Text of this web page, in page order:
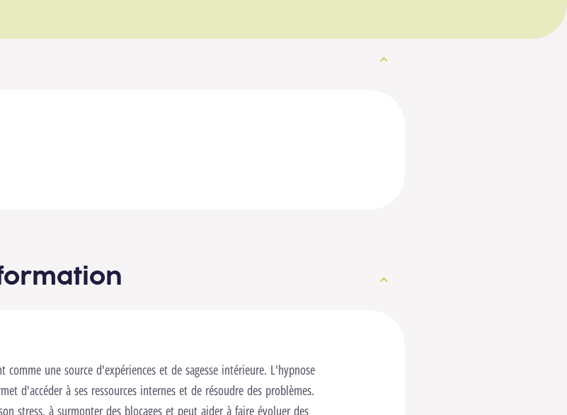
comme une source d'expériences et de sagesse intérieure. L'hypnose
d'accéder à ses ressources internes et de résoudre des problèmes.
stress, à surmonter des blocages et peut aider à faire évoluer des